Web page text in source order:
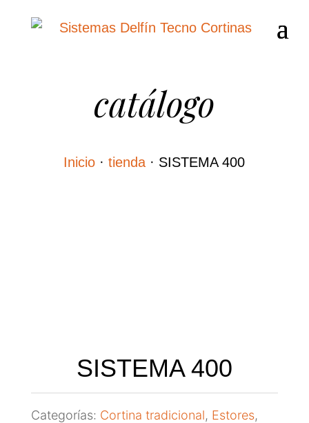
catálogo
Inicio ·tienda · SISTEMA 400
SISTEMA 400
Categorías: Cortina tradicional, Estores,